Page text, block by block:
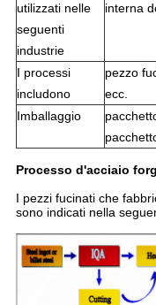
utilizzati nelle
seguenti
industrie
interna
I processi
includono
pezzo
ecc.
Imballaggio
Processo d'acciaio
I pezzi fucinati che
sono indicati nella